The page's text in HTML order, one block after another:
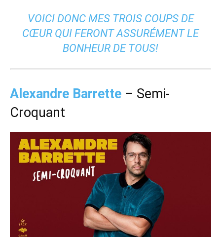
VOICI DONC MES TROIS COUPS DE
CŒUR QUI FERONT ASSURÉMENT LE
BONHEUR DE TOUS!
Alexandre Barrette – Semi-
Croquant